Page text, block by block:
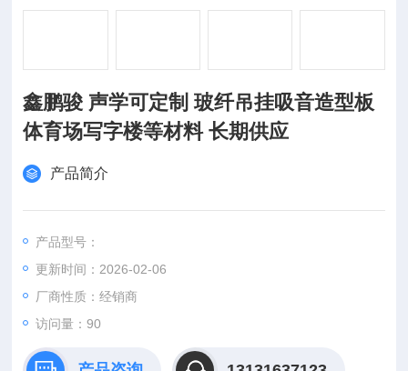
鑫鹏骏 声学可定制 玻纤吊挂吸音造型板
体育场写字楼等材料 长期供应
产品简介
产品型号：
更新时间：2026-02-06
厂商性质：经销商
访问量：90